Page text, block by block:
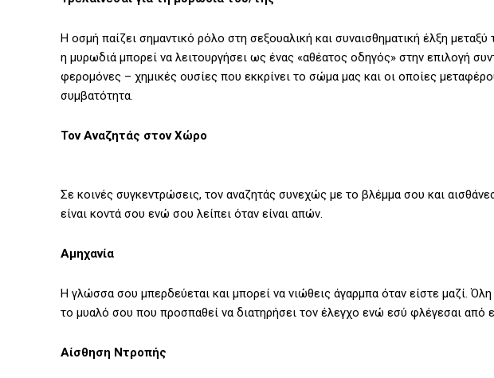
Η οσμή παίζει σημαντικό ρόλο στη σεξουαλική και συναισθηματική έλξη
η μυρωδιά μπορεί να λειτουργήσει ως ένας «αθέατος οδηγός» στην επιλογή
φερομόνες – χημικές ουσίες που εκκρίνει το σώμα μας και οι οποίες
συμβατότητα.
Τον Αναζητάς στον Χώρο
Σε κοινές συγκεντρώσεις, τον αναζητάς συνεχώς με το βλέμμα σου και
είναι κοντά σου ενώ σου λείπει όταν είναι απών.
Αμηχανία
Η γλώσσα σου μπερδεύεται και μπορεί να νιώθεις άγαρμπα όταν είστε μαζί. Όλη
το μυαλό σου που προσπαθεί να διατηρήσει τον έλεγχο ενώ εσύ φλέγεσαι από
Αίσθηση Ντροπής